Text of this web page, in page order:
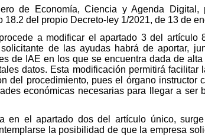
de Economía, Ciencia y Agenda Digital,
del propio Decreto-ley 1/2021, de 13 de
a modificar el apartado 3 del artículo
de las ayudas habrá de aportar,
de IAE en los que se encuentra dada de alta
datos. Esta modificación permitirá facilitar
procedimiento, pues el órgano instructor
económicas necesarias para llegar a ser
en el apartado dos del artículo único,
la posibilidad de que la empresa